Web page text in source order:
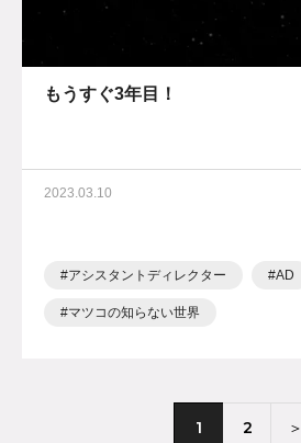
もうすぐ3年目！
2023.03.10
アシスタントディレクター AD
マツコの知らない世界
1 2 ＞